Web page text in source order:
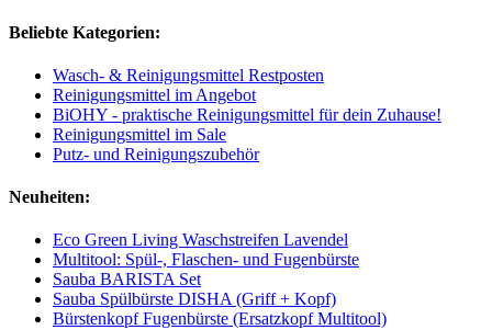
Beliebte Kategorien:
Wasch- & Reinigungsmittel Restposten
Reinigungsmittel im Angebot
BiOHY - praktische Reinigungsmittel für dein Zuhause!
Reinigungsmittel im Sale
Putz- und Reinigungszubehör
Neuheiten:
Eco Green Living Waschstreifen Lavendel
Multitool: Spül-, Flaschen- und Fugenbürste
Sauba BARISTA Set
Sauba Spülbürste DISHA (Griff + Kopf)
Bürstenkopf Fugenbürste (Ersatzkopf Multitool)